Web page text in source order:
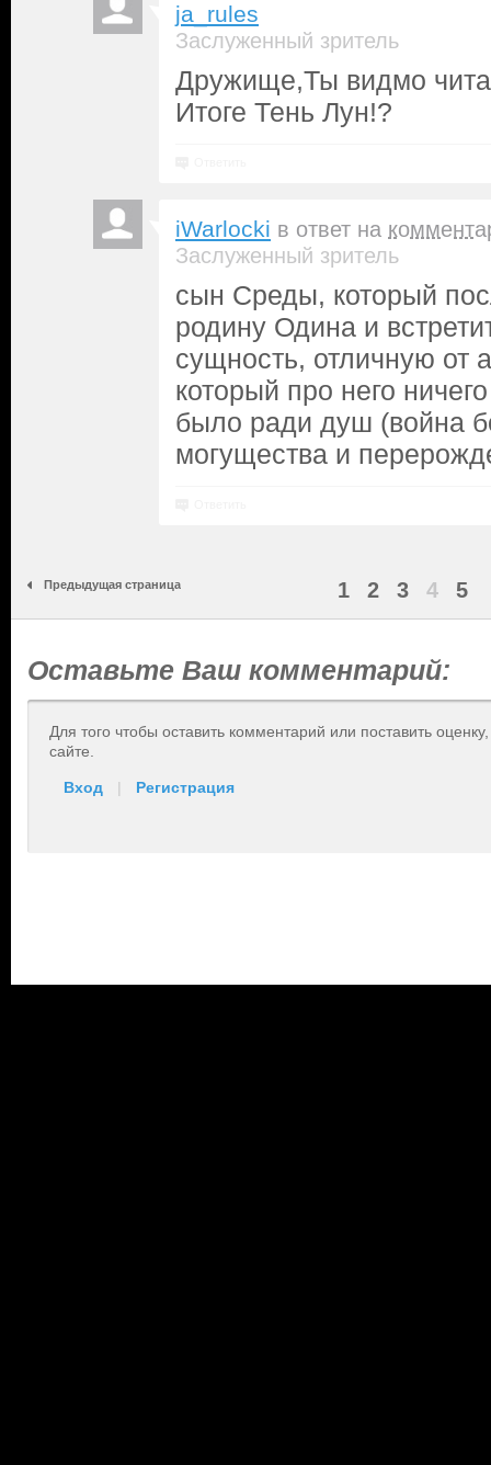
ja_rules
Заслуженный зритель
Дружище,Ты видмо
Итоге Тень Лун!?
iWarlocki в ответ на
Заслуженный зритель
сын Среды, который
родину Одина и
сущность, отличную от
который про него
было ради душ (война
могущества и
Предыдущая страница 1 2 3 4 5
Оставьте Ваш комментарий:
Для того чтобы оставить комментарий или поставить
сайте.
Вход | Регистрация